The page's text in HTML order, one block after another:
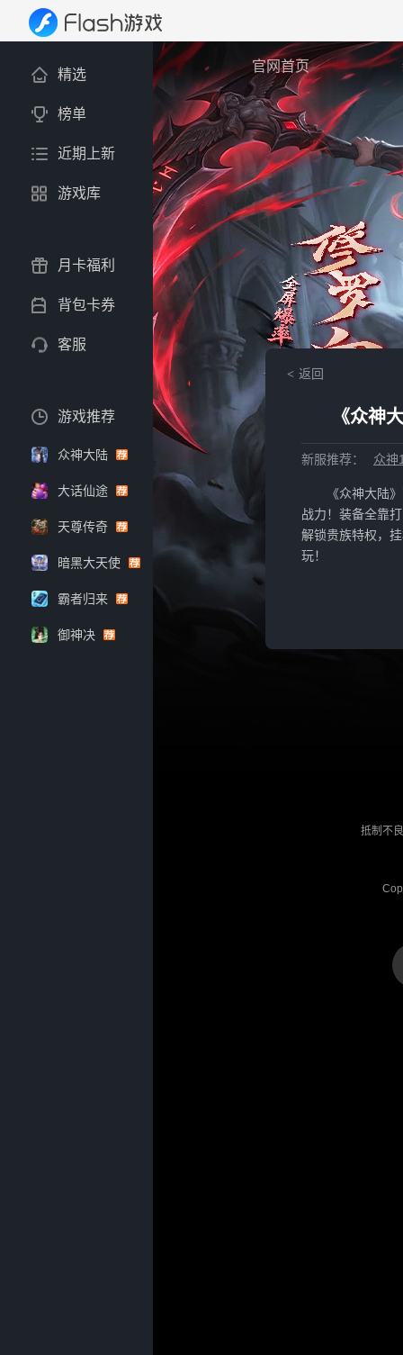
官网首页
返回
《众神
新服推荐： 众神
《众神大陆
战力！装备全靠
解锁贵族特权，
玩！
精选
榜单
近期上新
游戏库
月卡福利
背包卡券
客服
游戏推荐
众神大陆
大话仙途
天尊传奇
暗黑大天使
霸者归来
御神决
抵制不